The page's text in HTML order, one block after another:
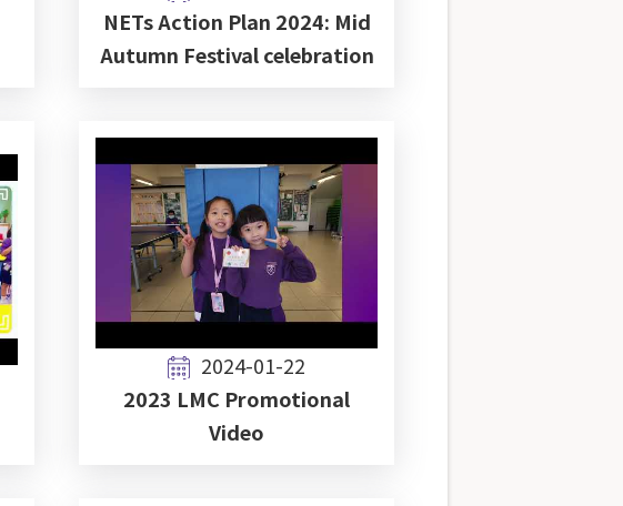
NETs Action Plan 2024: Mid
Autumn Festival celebration
2024-01-22
2023 LMC Promotional
Video